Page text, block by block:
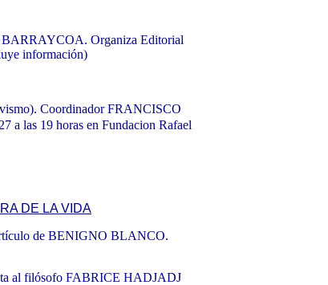
Organiza Editorial
información)
Coordinador FRANCISCO
las 19 horas en Fundacion Rafael
DE LA VIDA
de BENIGNO BLANCO.
al filósofo FABRICE HADJADJ